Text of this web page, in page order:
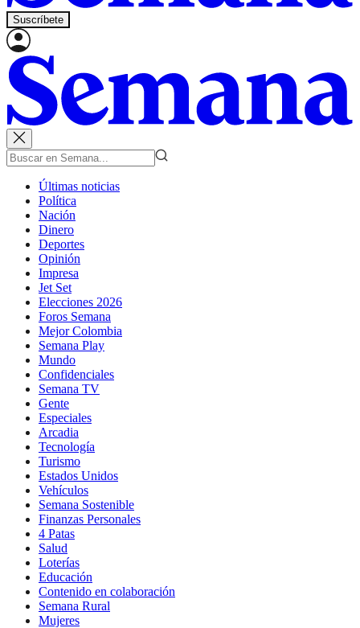
Suscríbete
Últimas noticias
Política
Nación
Dinero
Deportes
Opinión
Impresa
Jet Set
Elecciones 2026
Foros Semana
Mejor Colombia
Semana Play
Mundo
Confidenciales
Semana TV
Gente
Especiales
Arcadia
Tecnología
Turismo
Estados Unidos
Vehículos
Semana Sostenible
Finanzas Personales
4 Patas
Salud
Loterías
Educación
Contenido en colaboración
Semana Rural
Mujeres